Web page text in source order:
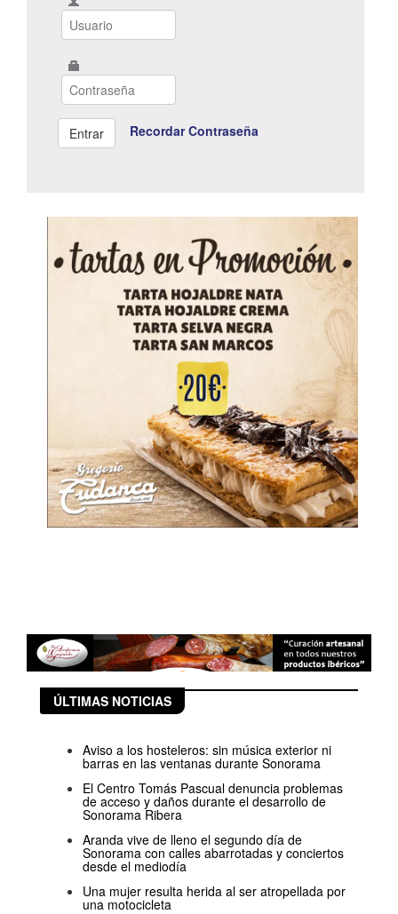
Recordar Contraseña
ÚLTIMAS NOTICIAS
Aviso a los hosteleros: sin música exterior ni
barras en las ventanas durante Sonorama
El Centro Tomás Pascual denuncia problemas
de acceso y daños durante el desarrollo de
Sonorama Ribera
Aranda vive de lleno el segundo día de
Sonorama con calles abarrotadas y conciertos
desde el mediodía
Una mujer resulta herida al ser atropellada por
una motocicleta